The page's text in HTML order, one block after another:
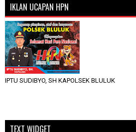
IKLAN UCAPAN HPN
IPTU SUDIBYO, SH KAPOLSEK BLULUK
TEXT WIDGET